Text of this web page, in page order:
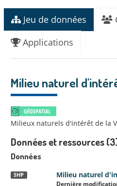
Jeu de données
Applications
Milieu naturel
Milieux naturels d'intérêt de la
Données et ressources
Données
Milieu naturel
SHP
Dernière